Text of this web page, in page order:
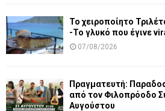
Το χειροποίητο
-Το γλυκό που έγινε
07/08/2026
Πραγματευτή:
από τον Φιλοπρόοδο
Αυγούστου